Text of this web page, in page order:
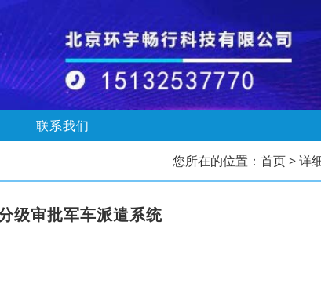
联系我们
您所在的位置： 首页> 详
级审批军车派遣系统